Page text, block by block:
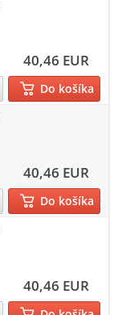
40,46 EUR
Do košíka
40,46 EUR
Do košíka
40,46 EUR